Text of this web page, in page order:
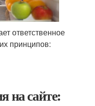
ответственное
принципов:
на сайте: